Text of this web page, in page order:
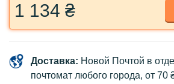
1 134 ₴
Доставка: Новой Почтой в
почтомат любого города, от 70